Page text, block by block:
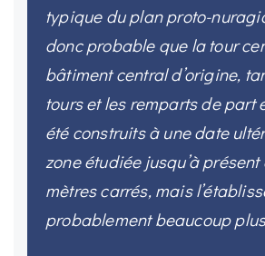
typique du plan proto-
donc probable que la tour
bâtiment central d’origine,
tours et les remparts de part
été construits à une date
zone étudiée jusqu’à
mètres carrés, mais
probablement beaucoup